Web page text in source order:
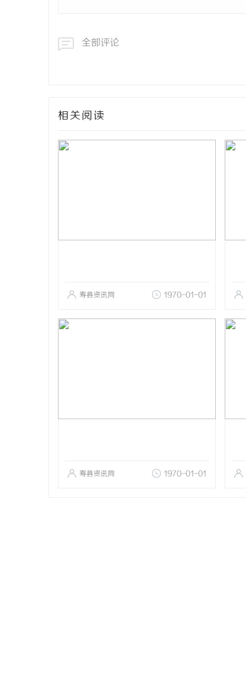
全部评论
相关阅读
寿县资讯网 1970-01-01
寿县资讯网 1970-01-01